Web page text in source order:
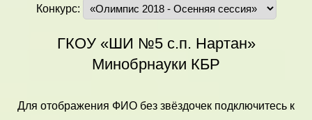
Конкурс:
ГКОУ «ШИ №5 с.п. Нартан»
Минобрнауки КБР
Для отображения ФИО без звёздочек подключитесь к